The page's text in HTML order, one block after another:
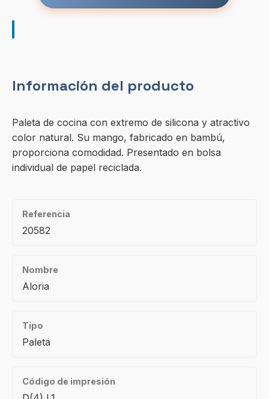
Información del producto
Paleta de cocina con extremo de silicona y atractivo
color natural. Su mango, fabricado en bambú,
proporciona comodidad. Presentado en bolsa
individual de papel reciclada.
Referencia
20582
Nombre
Aloria
Tipo
Paleta
Código de impresión